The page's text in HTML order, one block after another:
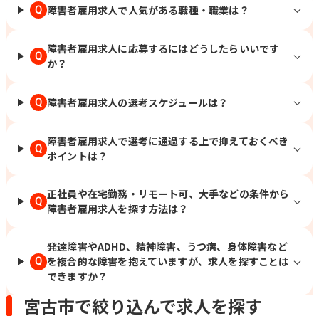
Q 障害者雇用求人で人気がある職種・職業は？
Q
障害者雇用求人に応募するにはどうしたらいいです
か？
Q 障害者雇用求人の選考スケジュールは？
Q
障害者雇用求人で選考に通過する上で抑えておくべき
ポイントは？
Q
正社員や在宅勤務・リモート可、大手などの条件から
障害者雇用求人を探す方法は？
Q
発達障害やADHD、精神障害、うつ病、身体障害など
を複合的な障害を抱えていますが、求人を探すことは
できますか？
宮古市で絞り込んで求人を探す